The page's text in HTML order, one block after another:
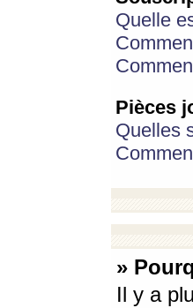
Quelle
Pièces
Quelles
»
Il y a